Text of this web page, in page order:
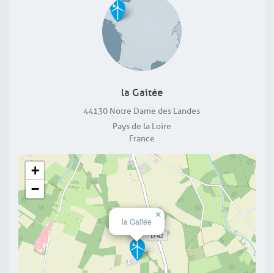
la Gaitée
44130 Notre Dame des Landes
Pays de la Loire
France
la Gaitée
×
+
−